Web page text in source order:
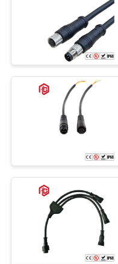
E27